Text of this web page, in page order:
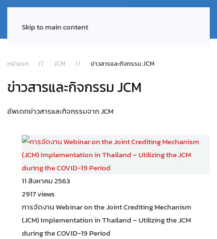
Skip to main content
หน้าแรก JCM ข่าวสารและกิจกรรม JCM
ข่าวสารและกิจกรรม JCM
อัพเดทข่าวสารและกิจกรรมจาก JCM
11 สิงหาคม 2563
2917 views
การจัดงาน Webinar on the Joint Crediting Mechanism
(JCM) Implementation in Thailand – Utilizing the JCM
during the COVID-19 Period